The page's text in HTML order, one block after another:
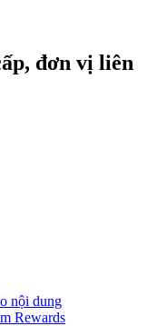
đơn vị liên
nội dung
Rewards